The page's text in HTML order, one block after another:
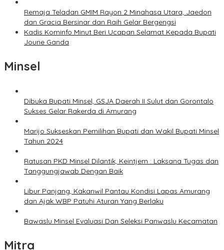
Remaja Teladan GMIM Rayon 2 Minahasa Utara, Jaedon
dan Gracia Bersinar dan Raih Gelar Bergengsi
Kadis Kominfo Minut Beri Ucapan Selamat Kepada Bupati
Joune Ganda
Minsel
Dibuka Bupati Minsel, GSJA Daerah II Sulut dan Gorontalo
Sukses Gelar Rakerda di Amurang
Marijo Sukseskan Pemilihan Bupati dan Wakil Bupati Minsel
Tahun 2024
Ratusan PKD Minsel Dilantik, Keintjem : Laksana Tugas dan
Tanggungjawab Dengan Baik
Libur Panjang, Kakanwil Pantau Kondisi Lapas Amurang
dan Ajak WBP Patuhi Aturan Yang Berlaku
Bawaslu Minsel Evaluasi Dan Seleksi Panwaslu Kecamatan
Mitra